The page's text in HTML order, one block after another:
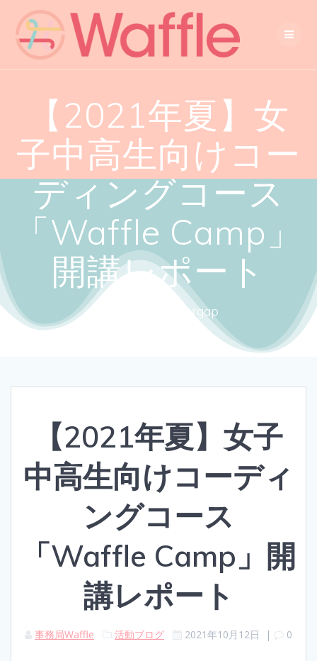
【2021年夏】女
子中高生向けコー
ディングコース
「Waffle Camp」
開講レポート
Close the gendergap
【2021年夏】女子
中高生向けコーディ
ングコース
「Waffle Camp」開
講レポート
事務局Waffle 活動ブログ 2021年10月12日 | 0